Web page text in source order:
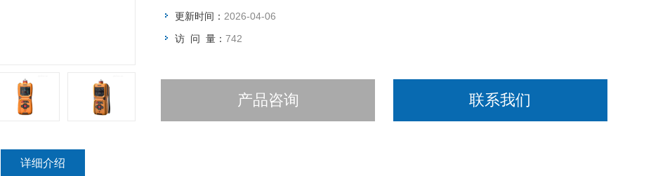
更新时间： 2026-04-06
访 问 量： 742
产品咨询 联系我们
详细介绍